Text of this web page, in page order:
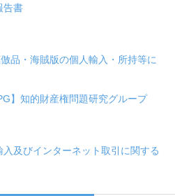
告書
品・海賊版の個人輸入・所持等に
】知的財産権問題研究グループ
入及びインターネット取引に関する